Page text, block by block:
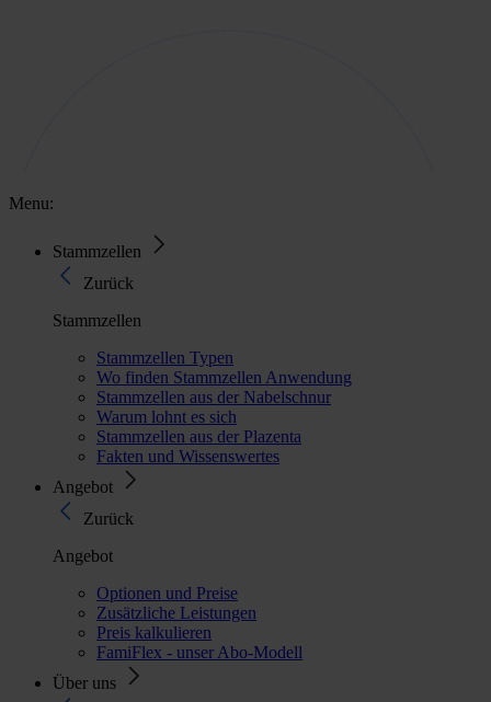
Menu:
Stammzellen
Zurück
Stammzellen
Stammzellen Typen
Wo finden Stammzellen Anwendung
Stammzellen aus der Nabelschnur
Warum lohnt es sich
Stammzellen aus der Plazenta
Fakten und Wissenswertes
Angebot
Zurück
Angebot
Optionen und Preise
Zusätzliche Leistungen
Preis kalkulieren
FamiFlex - unser Abo-Modell
Über uns